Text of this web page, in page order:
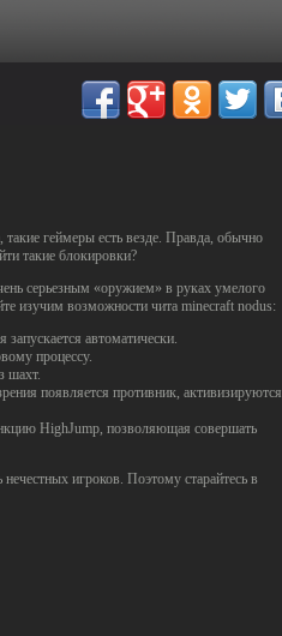
геймеры есть везде. Правда, обычно
такие блокировки?
серьезным «оружием» в руках умелого
изучим возможности чита minecraft nodus:
автоматически.
процессу.
шахт.
появляется противник, активизируются
HighJump, позволяющая совершать
игроков. Поэтому старайтесь в